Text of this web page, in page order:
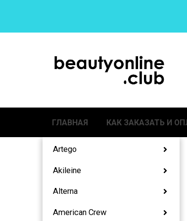
ГЛАВНАЯ КАК ЗАКАЗАТЬ И
Artego
Akileine
Alterna
American Crew